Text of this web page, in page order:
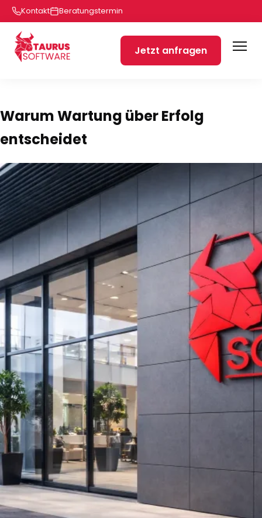
Kontakt Beratungstermin
Jetzt anfragen
Warum Wartung über Erfolg
entscheidet